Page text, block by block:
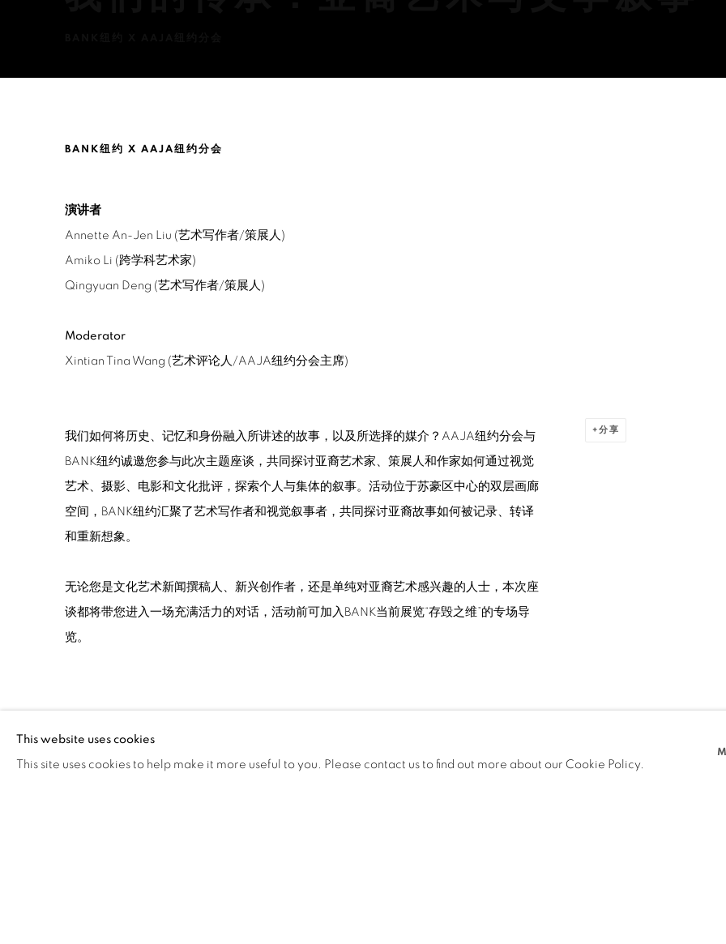
我们的传承：亚裔艺术与文学叙事
BANK纽约 X AAJA纽约分会
分享
演讲者
Annette An-Jen Liu (艺术写作者/策展人)
Amiko Li (跨学科艺术家)
Qingyuan Deng (艺术写作者/策展人)
Moderator
Xintian Tina Wang (艺术评论人/AAJA纽约分会主席)
我们如何将历史、记忆和身份融入所讲述的故事，以及所选择的媒介？AAJA纽约分会与
BANK纽约诚邀您参与此次主题座谈，共同探讨亚裔艺术家、策展人和作家如何通过视觉
艺术、摄影、电影和文化批评，探索个人与集体的叙事。活动位于苏豪区中心的双层画廊
空间，BANK纽约汇聚了艺术写作者和视觉叙事者，共同探讨亚裔故事如何被记录、转译
和重新想象。
无论您是文化艺术新闻撰稿人、新兴创作者，还是单纯对亚裔艺术感兴趣的人士，本次座
谈都将带您进入一场充满活力的对话，活动前可加入BANK当前展览“存毁之维”的专场导
览。
This website uses cookies
This site uses cookies to help make it more useful to you. Please contact us to find out more about our Cookie Policy.